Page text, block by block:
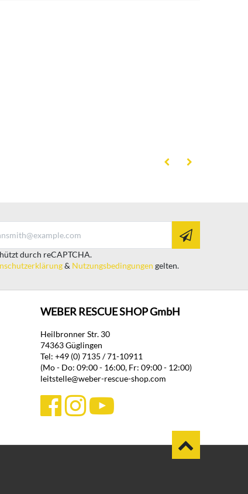
durch reCAPTCHA.
& Nutzungsbedingungen gelten.
WEBER RESCUE SHOP GmbH
Heilbronner Str. 30
74363 Güglingen
Tel: +49 (0) 7135 / 71-10911
(Mo - Do: 09:00 - 16:00, Fr: 09:00 - 12:00)
leitstelle@weber-rescue-shop.com